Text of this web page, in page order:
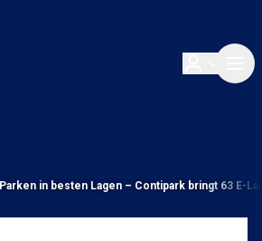
Parken in besten Lagen – Contipark bringt 63 E-